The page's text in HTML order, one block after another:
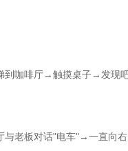
咖啡厅→触摸桌子→发现
老板对话"电车"→一直向